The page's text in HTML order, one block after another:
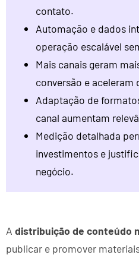
contato.
Automação e dados
operação escalável
Mais canais geram
conversão e aceleram
Adaptação de
canal aumentam
Medição detalhada
investimentos e
negócio.
A distribuição de conteúdo
publicar e promover